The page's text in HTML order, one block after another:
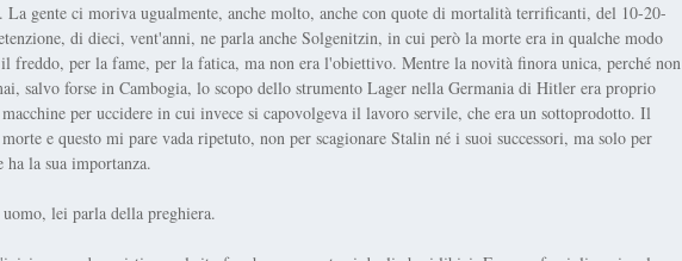
La gente ci moriva ugualmente, anche molto, anche con quote di mortalità terrificanti, del 10-20-
di dieci, vent'anni, ne parla anche Solgenitzin, in cui però la morte era in qualche modo
freddo, per la fame, per la fatica, ma non era l'obiettivo. Mentre la novità finora unica, perché non
salvo forse in Cambogia, lo scopo dello strumento Lager nella Germania di Hitler era proprio
per uccidere in cui invece si capovolgeva il lavoro servile, che era un sottoprodotto. Il
e questo mi pare vada ripetuto, non per scagionare Stalin né i suoi successori, ma solo per
ha la sua importanza.
lei parla della preghiera.